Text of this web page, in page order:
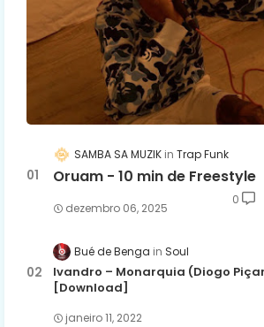
SAMBA SA MUZIK Trap Funk
Oruam - 10 min de Freestyle
dezembro 06, 2025
0
Bué de Benga Soul
Ivandro – Monarquia (Diogo
[Download]
janeiro 11, 2022